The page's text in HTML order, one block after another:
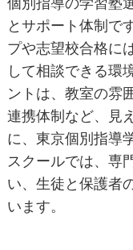
個別指導の学習塾
とサポート体制で
プや志望校合格に
して相談できる環
ントは、教室の雰
連携体制など、見
に、東京個別指導
スクールでは、専
い、生徒と保護者
います。